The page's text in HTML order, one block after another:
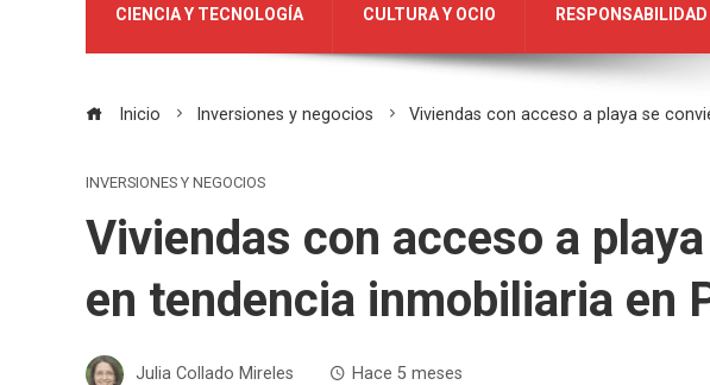
CIENCIA Y TECNOLOGÍA CULTURA Y OCIO
Inicio Inversiones y negocios Viviendas con acceso a playa se
INVERSIONES Y NEGOCIOS
Viviendas con acceso a
en tendencia inmobiliaria en
Julia Collado Mireles Hace 5 meses